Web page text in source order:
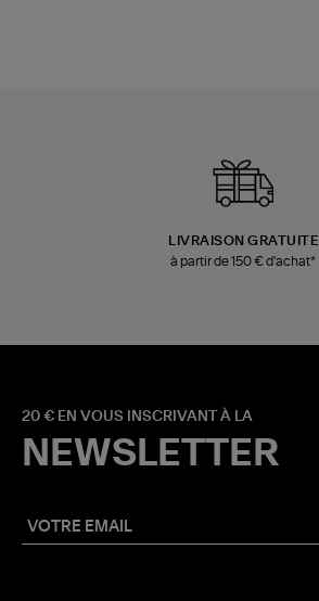
LIVRAISON GRATUITE
à partir de 150 € d'achat*
20 € EN VOUS INSCRIVANT À LA
NEWSLETTER